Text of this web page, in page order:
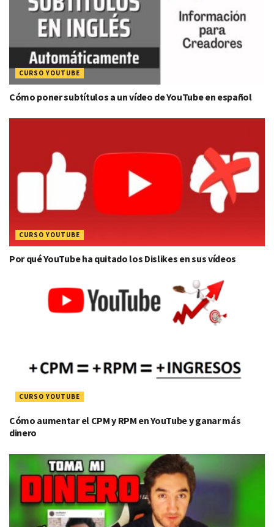
CURSO YOUTUBE
Cómo poner subtítulos a un vídeo de YouTube en español
CURSO YOUTUBE
Por qué YouTube ha quitado los Dislikes en sus vídeos
CURSO YOUTUBE
Cómo aumentar el CPM y RPM en YouTube y ganar más
dinero